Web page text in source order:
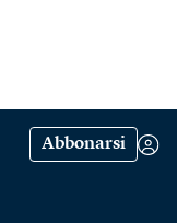
Abbonarsi